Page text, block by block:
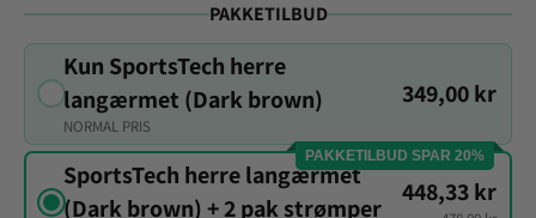
PAKKETILBUD
Kun SportsTech herre
langærmet (Dark brown)
NORMAL PRIS
349,00 kr
PAKKETILBUD SPAR 20%
SportsTech herre langærmet
(Dark brown) + 2 pak strømper
448,33 kr